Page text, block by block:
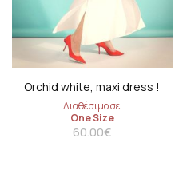
Orchid white, maxi dress !
Διαθέσιμο σε
One Size
60.00€